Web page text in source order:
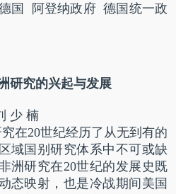
国 阿登纳政府 德国统一政
研究的兴起与发展
少 楠
在20世纪经历了从无到有的
域国别研究体系中不可或缺
洲研究在20世纪的发展史既
态映射，也是冷战期间美国